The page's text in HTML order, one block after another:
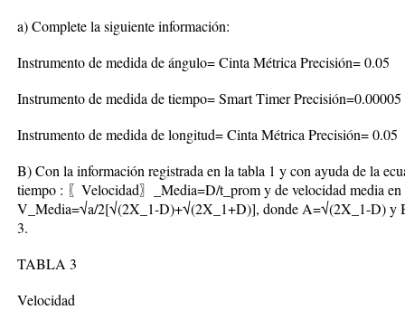
a) Complete la siguiente información:
Instrumento de medida de ángulo= Cinta Métrica Precisión= 0.05
Instrumento de medida de tiempo= Smart Timer Precisión=0.00005
Instrumento de medida de longitud= Cinta Métrica Precisión= 0.05
B) Con la información registrada en la tabla 1 y con ayuda de la
tiempo : 〖Velocidad〗_Media=D/t_prom y de velocidad media
V_Media=√a/2[√(2X_1-D)+√(2X_1+D)], donde A=√(2X_1-D) y
3.
TABLA 3
Velocidad